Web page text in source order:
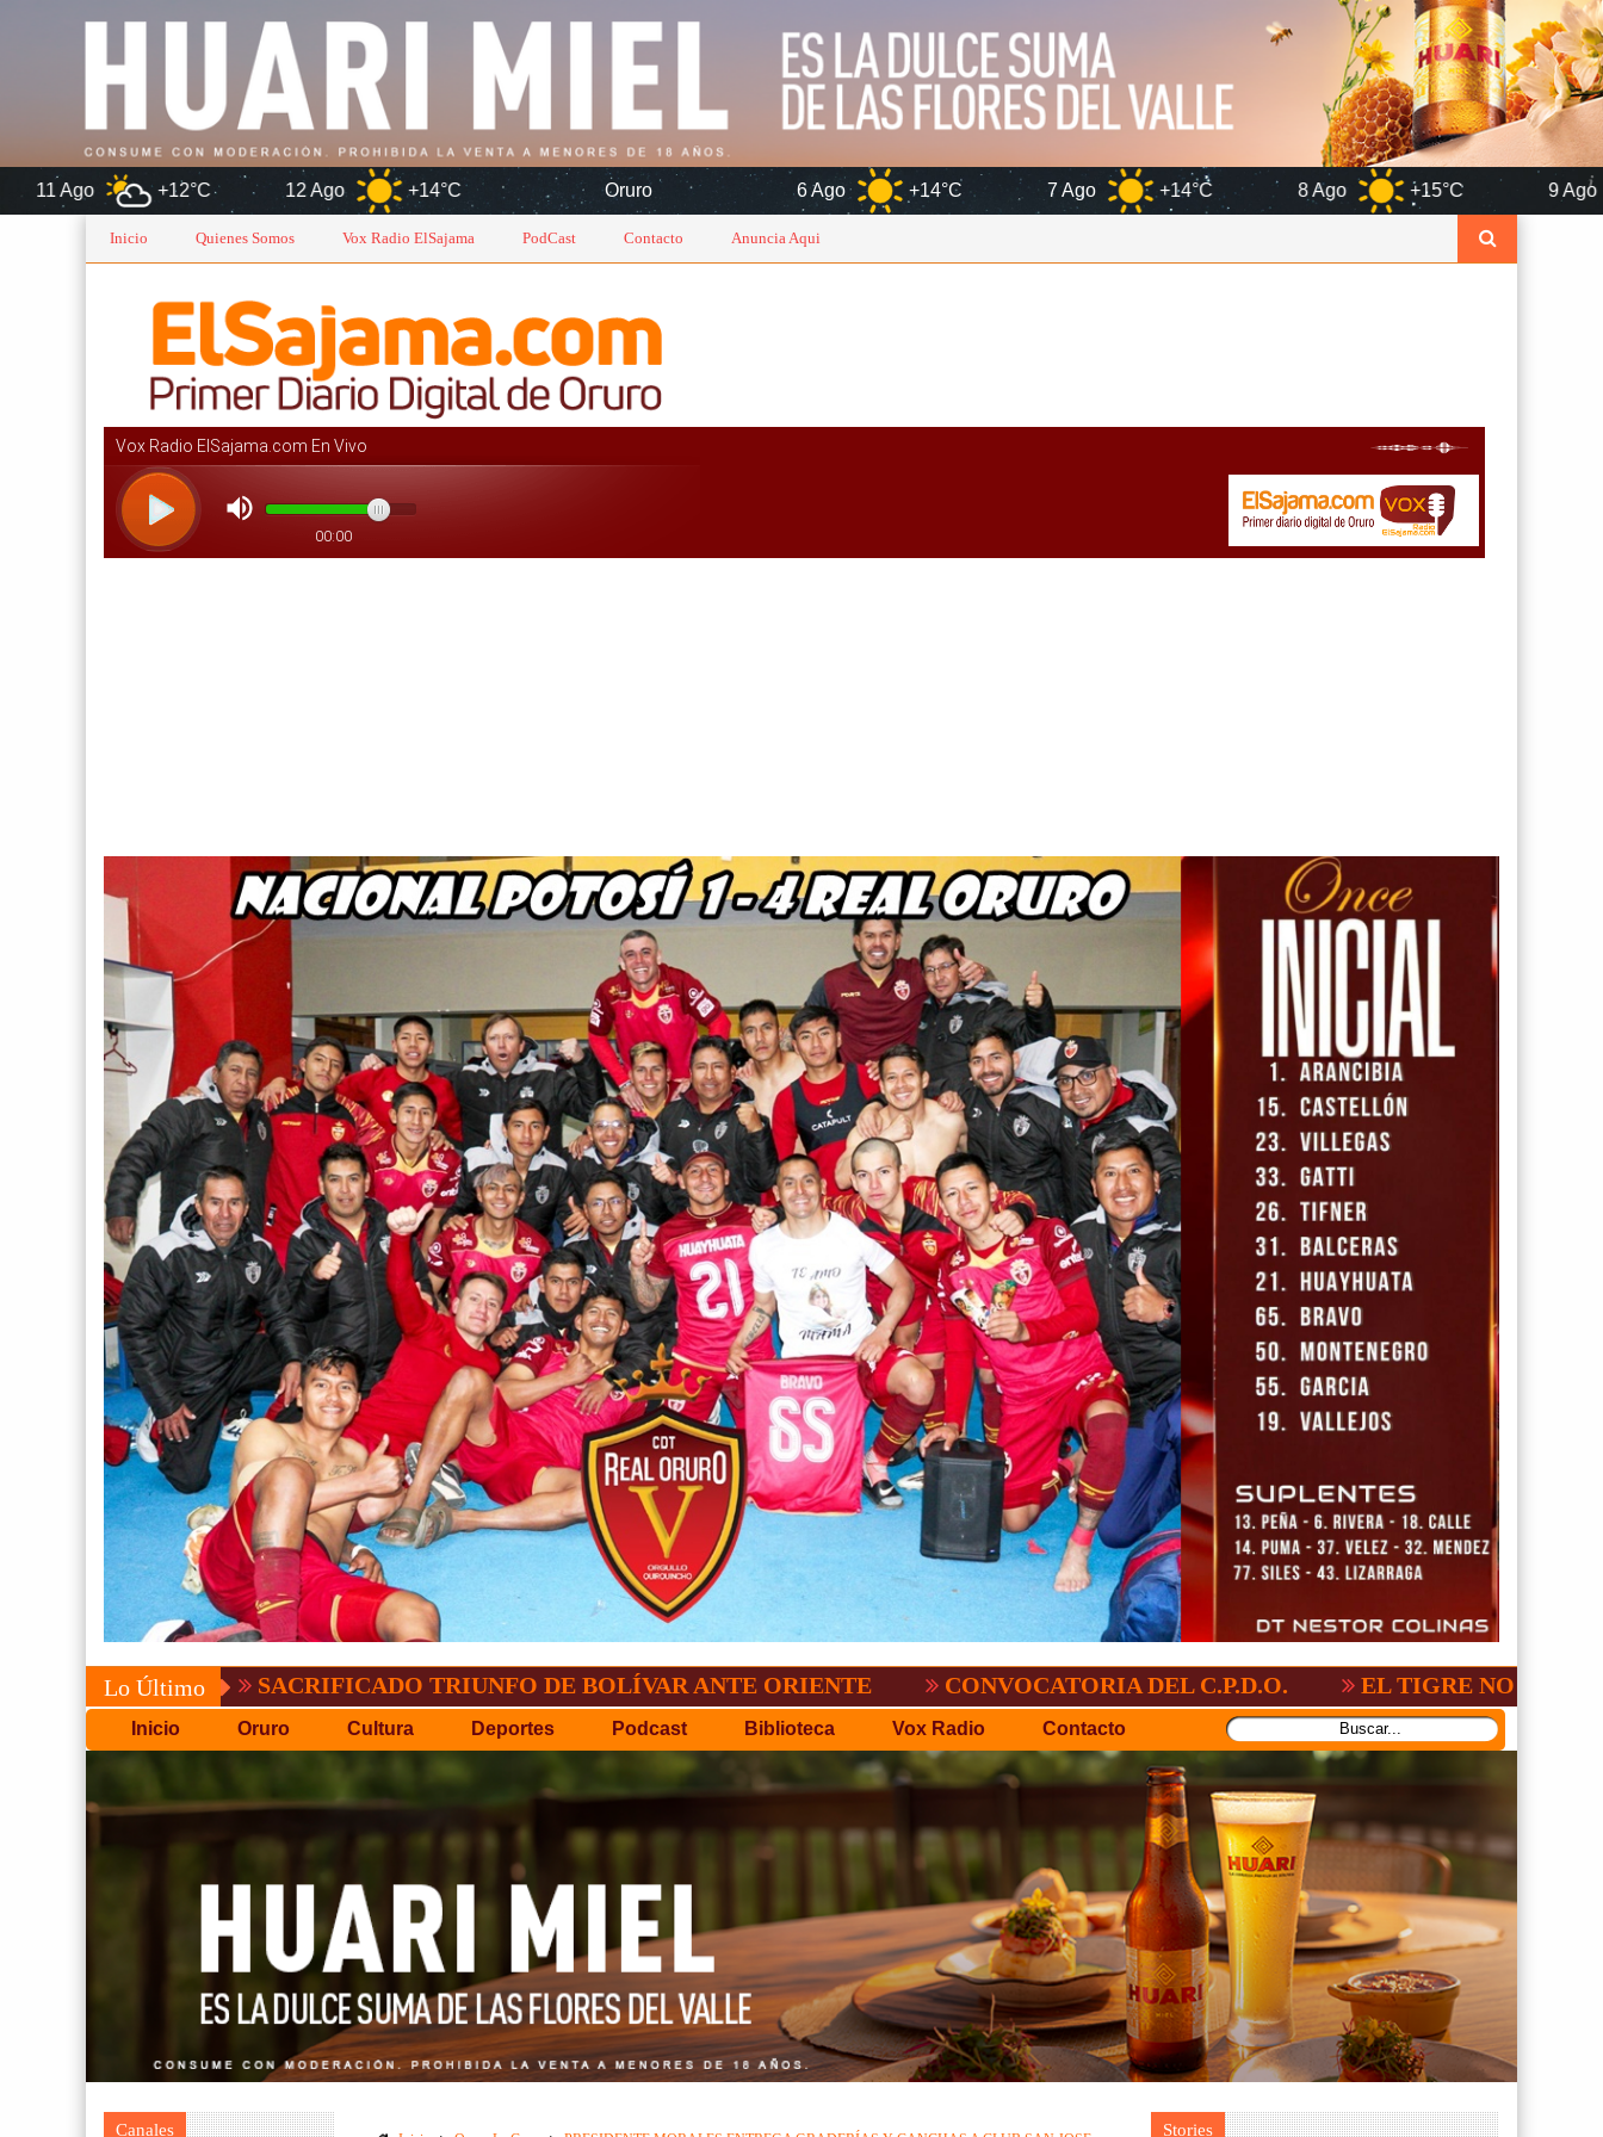
+12°C 12 Ago +14°C Oruro 6 Ago +14°C 7 Ago +14°C 8 Ago +15°C 9 Ago +17°C
Inicio Quienes Somos Vox Radio ElSajama PodCast Contacto Anuncia Aqui
Lo Último
SACRIFICADO TRIUNFO DE BOLÍVAR ANTE ORIENTE CONVOCATORIA DEL C.P.D.O. EL TIGRE NO PERDONO A
Inicio Oruro Cultura Deportes Podcast Biblioteca Vox Radio Contacto
Canales Stories